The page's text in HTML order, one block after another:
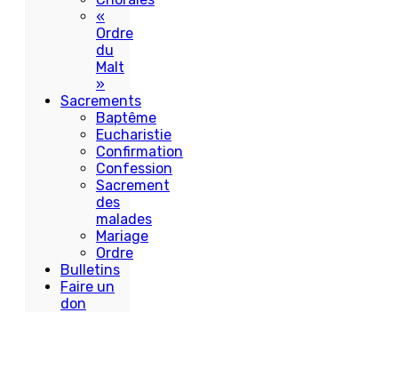
«
Ordre
du
Malt
»
Sacrements
Baptême
Eucharistie
Confirmation
Confession
Sacrement
des
malades
Mariage
Ordre
Bulletins
Faire un
don